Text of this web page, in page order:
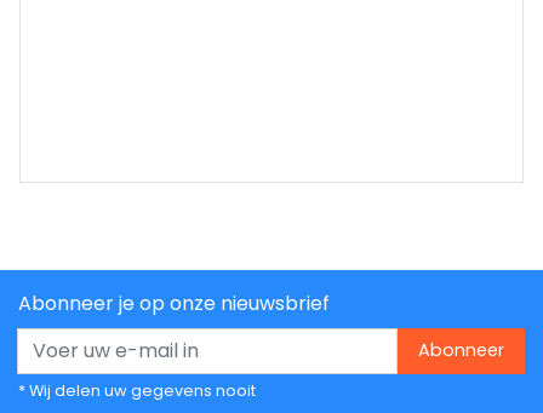
Abonneer je op onze nieuwsbrief
Abonneer
* Wij delen uw gegevens nooit